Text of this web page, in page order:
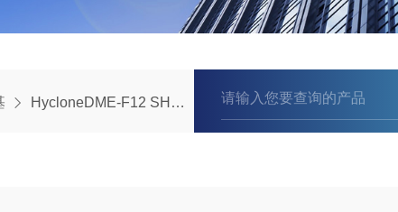
HycloneDME-F12 SH30023.01培养基